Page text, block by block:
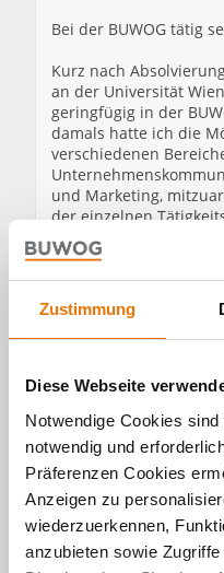
Zustimmung
Diese Webseite
Notwendige Cookies
notwendig und
Präferenzen Cookies
Anzeigen zu
wiederzuerkennen,
anzubieten sowie
Bei der BUWOG tätig
Kurz nach
an der Universität
geringfügig in der
damals hatte ich die
verschiedenen
und Marketing,
der einzelnen
Seit Beginn des
Universität Wien)
Unternehmen und
Betreuung des
Eventorganisationen
zuständig.
Arbeit, die
Teams und den guten
Abteilung.